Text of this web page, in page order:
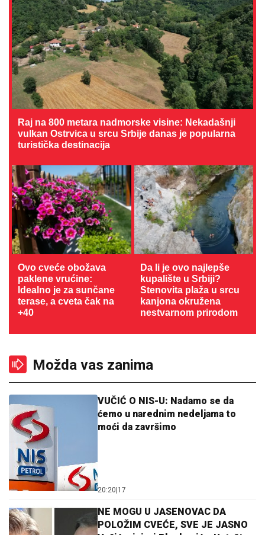
Raj na 800 metara nadmorske visine: Nekadašnji
vulkan Ostrvica u srcu Srbije danas je popularna
turistička destinacija
Ovo cveće obožava
paklene vrućine:
Idealno je za sunčane
terase, a cveta čak na
+40
Da li je ovo najlepše
kupalište u Srbiji?
Stenovita plaža u srcu
kanjona okružena
nestvarnom prirodom
Možda vas zanima
VUČIĆ O NIS-U: Nadamo se da
ćemo u narednim nedeljama to
moći da završimo
20:20|17
NE MOGU U JASENOVAC DA
POLOŽIM CVEĆE, SVE JE JASNO